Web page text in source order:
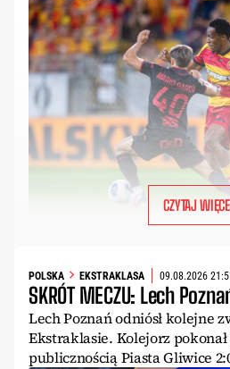
CZYTAJ
POLSKA EKSTRAKLASA 09.08.2026
SKRÓT MECZU: Lech
Lech Poznań odniósł kolejne
Ekstraklasie. Kolejorz pokonał
publicznością Piasta Gliwice